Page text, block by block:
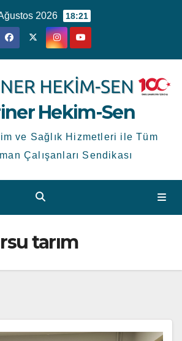
2026 18:21
Hekim-Sen
ve Sağlık Hizmetleri ile Tüm
Çalışanları Sendikası
tarım